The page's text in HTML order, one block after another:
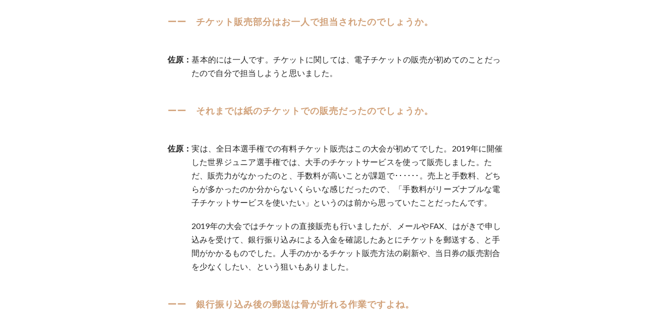
ーー チケット販売部分はお一人で担当されたのでしょうか。
佐原：基本的には一人です。チケットに関しては、電子チケットの販売が初めてのことだっ
たので自分で担当しようと思いました。
ーー それまでは紙のチケットでの販売だったのでしょうか。
佐原：実は、全日本選手権での有料チケット販売はこの大会が初めてでした。2019年に開催
した世界ジュニア選手権では、大手のチケットサービスを使って販売しました。た
だ、販売力がなかったのと、手数料が高いことが課題で･･････。売上と手数料、どち
らが多かったのか分からないくらいな感じだったので、「手数料がリーズナブルな電
子チケットサービスを使いたい」というのは前から思っていたことだったんです。
2019年の大会ではチケットの直接販売も行いましたが、メールやFAX、はがきで申し
込みを受けて、銀行振り込みによる入金を確認したあとにチケットを郵送する、と手
間がかかるものでした。人手のかかるチケット販売方法の刷新や、当日券の販売割合
を少なくしたい、という狙いもありました。
ーー 銀行振り込み後の郵送は骨が折れる作業ですよね。